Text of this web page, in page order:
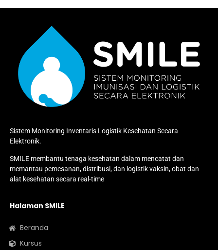
Sistem Monitoring Inventaris Logistik Kesehatan Secara
Elektronik.
SMILE membantu tenaga kesehatan dalam mencatat dan
memantau pemesanan, distribusi, dan logistik vaksin, obat dan
alat kesehatan secara real-time
Halaman SMILE
Beranda
Kursus